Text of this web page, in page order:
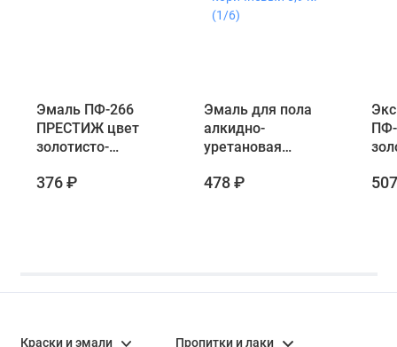
Эмаль ПФ-266
ПРЕСТИЖ цвет
золотисто-
(1/14)
376 ₽
Эмаль для пола
алкидно-
уретановая
ПРЕСТИЖ цвет
478 ₽
Краски и эмали Пропитки и лаки